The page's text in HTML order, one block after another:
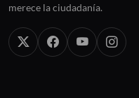
merece la ciudadanía.